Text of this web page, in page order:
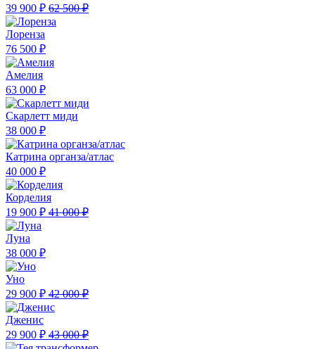
39 900 ₽ 62 500 ₽
Лоренза
76 500 ₽
Амелия
63 000 ₽
Скарлетт миди
38 000 ₽
Катрина органза/атлас
40 000 ₽
Корделия
19 900 ₽ 41 000 ₽
Луна
38 000 ₽
Уно
29 900 ₽ 42 000 ₽
Дженис
29 900 ₽ 43 000 ₽